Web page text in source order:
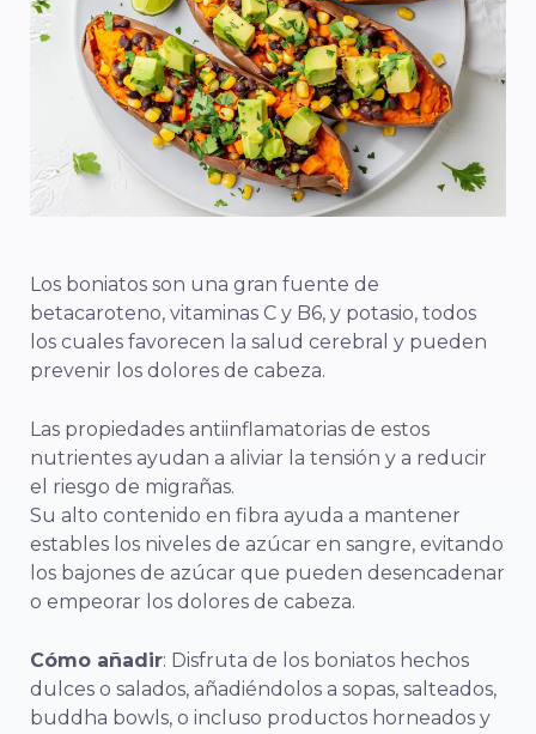
Los boniatos son una gran fuente de
betacaroteno, vitaminas C y B6, y potasio, todos
los cuales favorecen la salud cerebral y pueden
prevenir los dolores de cabeza.
Las propiedades antiinflamatorias de estos
nutrientes ayudan a aliviar la tensión y a reducir
el riesgo de migrañas.
Su alto contenido en fibra ayuda a mantener
estables los niveles de azúcar en sangre, evitando
los bajones de azúcar que pueden desencadenar
o empeorar los dolores de cabeza.
Cómo añadir: Disfruta de los boniatos hechos
dulces o salados, añadiéndolos a sopas, salteados,
buddha bowls, o incluso productos horneados y